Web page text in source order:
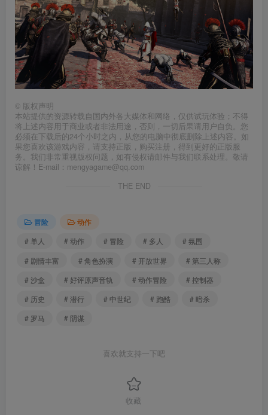
© 版权声明
本站提供的资源转载自国内外各大媒体和网络，仅供试玩体验；不得
将上述内容用于商业或者非法用途，否则，一切后果请用户自负。您
必须在下载后的24个小时之内，从您的电脑中彻底删除上述内容。如
果您喜欢该游戏内容，请支持正版，购买注册，得到更好的正版服
务。我们非常重视版权问题，如有侵权请邮件与我们联系处理。敬请
谅解！E-mail：mengyagame@qq.com
THE END
冒险
动作
# 单人
# 动作 # 冒险 # 多人
# 氛围
# 剧情丰富
# 角色扮演 # 开放世界
# 第三人称
# 沙盒
# 好评原声音轨 # 动作冒险
# 控制器
# 历史
# 潜行 # 中世纪 # 跑酷
# 暗杀
# 罗马
# 阴谋
喜欢就支持一下吧
收藏